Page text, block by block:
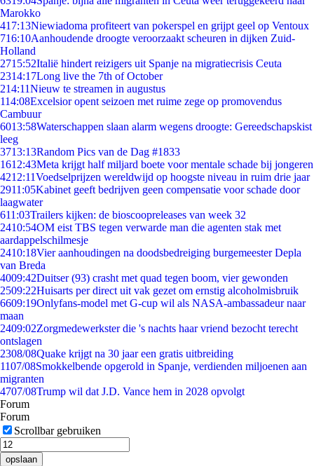
Marokko
417:13Niewiadoma profiteert van pokerspel en grijpt geel op Ventoux
716:10Aanhoudende droogte veroorzaakt scheuren in dijken Zuid-
Holland
2715:52Italië hindert reizigers uit Spanje na migratiecrisis Ceuta
2314:17Long live the 7th of October
214:11Nieuw te streamen in augustus
114:08Excelsior opent seizoen met ruime zege op promovendus
Cambuur
6013:58Waterschappen slaan alarm wegens droogte: Gereedschapskist
leeg
3713:13Random Pics van de Dag #1833
1612:43Meta krijgt half miljard boete voor mentale schade bij jongeren
4212:11Voedselprijzen wereldwijd op hoogste niveau in ruim drie jaar
2911:05Kabinet geeft bedrijven geen compensatie voor schade door
laagwater
611:03Trailers kijken: de bioscoopreleases van week 32
2410:54OM eist TBS tegen verwarde man die agenten stak met
aardappelschilmesje
2410:18Vier aanhoudingen na doodsbedreiging burgemeester Depla
van Breda
4009:42Duitser (93) crasht met quad tegen boom, vier gewonden
2509:22Huisarts per direct uit vak gezet om ernstig alcoholmisbruik
6609:19Onlyfans-model met G-cup wil als NASA-ambassadeur naar
maan
2409:02Zorgmedewerkster die 's nachts haar vriend bezocht terecht
ontslagen
2308/08Quake krijgt na 30 jaar een gratis uitbreiding
1107/08Smokkelbende opgerold in Spanje, verdienden miljoenen aan
migranten
4707/08Trump wil dat J.D. Vance hem in 2028 opvolgt
Forum
Forum
Scrollbar gebruiken
opslaan